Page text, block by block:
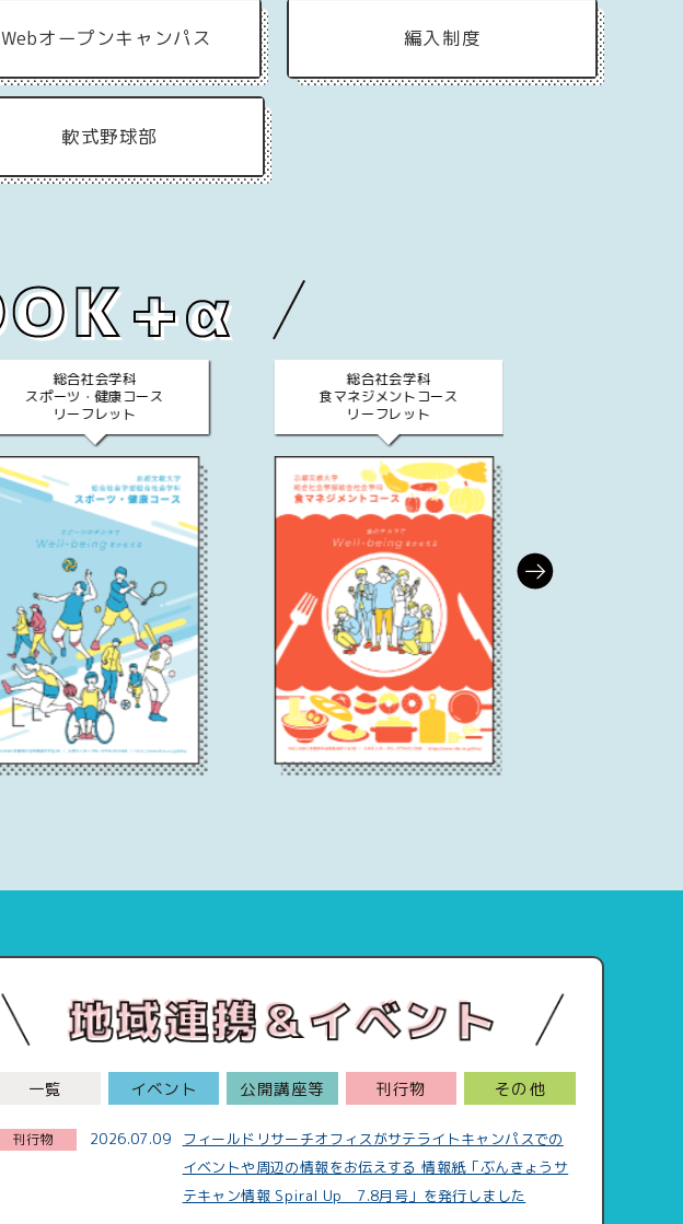
Webオープンキャンパス 編入制度
軟式野球部
総合社会学科
スポーツ・健康コース
リーフレット
総合社会学科
食マネジメントコース
リーフレット
一覧 イベント 公開講座等 刊行物 その他
2026.07.09
フィールドリサーチオフィスがサテライトキャンパスでの
イベントや周辺の情報をお伝えする 情報紙「ぶんきょうサ
テキャン情報 Spiral Up 7.8月号」を発行しました